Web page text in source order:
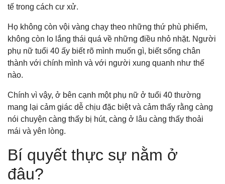
tế trong cách cư xử.
Họ không còn vội vàng chạy theo những thứ phù phiếm,
không còn lo lắng thái quá về những điều nhỏ nhặt. Người
phụ nữ tuổi 40 ấy biết rõ mình muốn gì, biết sống chân
thành với chính mình và với người xung quanh như thế
nào.
Chính vì vậy, ở bên cạnh một phụ nữ ở tuổi 40 thường
mang lại cảm giác dễ chịu đặc biệt và cảm thấy rằng càng
nói chuyện càng thấy bị hút, càng ở lâu càng thấy thoải
mái và yên lòng.
Bí quyết thực sự nằm ở
đâu?